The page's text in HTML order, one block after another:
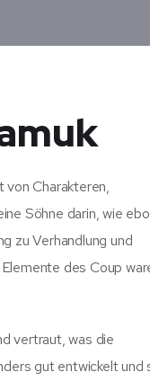
Charakteren,
Söhne darin, wie
zu Verhandlung und
des Coup
vertraut, was die
gut entwickelt und